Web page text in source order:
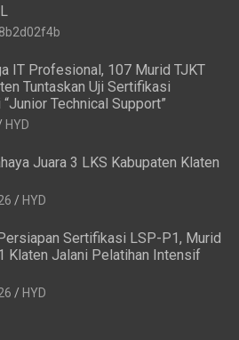
IT Profesional, 107 Murid TJKT
Tuntaskan Uji Sertifikasi
Technical Support”
HYD
Juara 3 LKS Kabupaten Klaten
HYD
Sertifikasi LSP-P1, Murid
Klaten Jalani Pelatihan Intensif
HYD